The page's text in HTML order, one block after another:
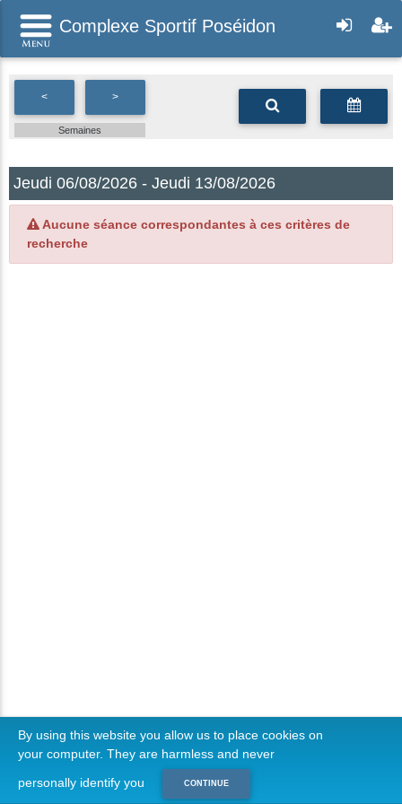
Complexe Sportif Poséidon
< >
Semaines
Jeudi 06/08/2026 - Jeudi 13/08/2026
Aucune séance correspondantes à ces critères de
recherche
By using this website you allow us to place cookies on
your computer. They are harmless and never
personally identify you
CONTINUE